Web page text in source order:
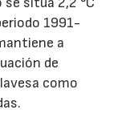
1991-
a
de
como